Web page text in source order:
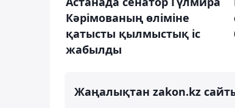
Кәрімованың өліміне
қатысты қылмыстық іс
жабылды
Жаңалықтан zakon.kz